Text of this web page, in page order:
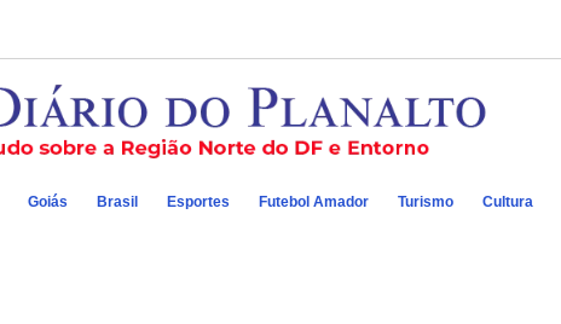
Goiás Brasil Esportes Futebol Amador Turismo Cultura